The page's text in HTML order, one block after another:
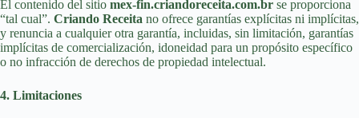
El contenido del sitio mex-fin.criandoreceita.com.br se proporciona
“tal cual”. Criando Receita no ofrece garantías explícitas ni implícitas,
y renuncia a cualquier otra garantía, incluidas, sin limitación, garantías
implícitas de comercialización, idoneidad para un propósito específico
o no infracción de derechos de propiedad intelectual.
4. Limitaciones